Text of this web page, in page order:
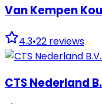
Van Kempen
4.3•22 reviews
CTS Nederland